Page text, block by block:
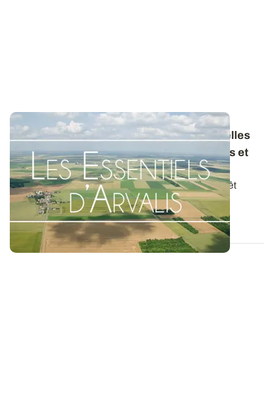
Les Essentiels d'ARVALIS - Irrigation : quelles
dates de démarrage et d’arrêt pour les blés et
les orges de printemps ?
Le choix de la date du démarrage et de la date d’arrêt
d’irrigation sur céréales à paille...
07 OCT. 2013